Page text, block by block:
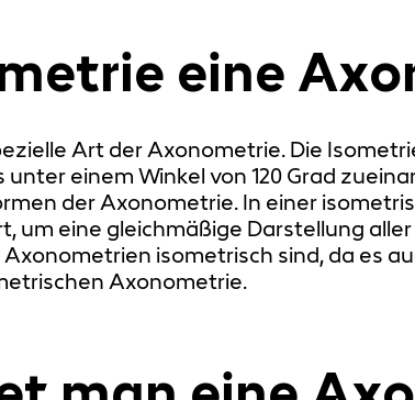
eine
Art der Axonometrie. Die
einem Winkel von 120 Grad
der Axonometrie. In einer
um eine gleichmäßige Darstellung
isometrisch sind, da es
Axonometrie.